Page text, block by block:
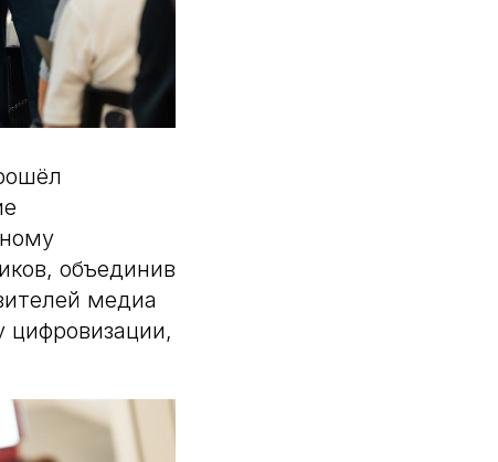
объединив
медиа
цифровизации,